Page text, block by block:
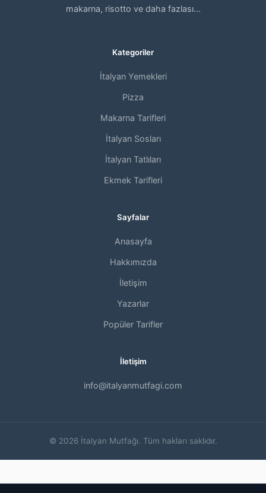
makarna, risotto ve daha fazlası...
Kategoriler
İtalyan Yemekleri
Pizza
Makarna Tarifleri
İtalyan Sosları
İtalyan Tatlıları
Ekmek Tarifleri
Sayfalar
Anasayfa
Hakkımızda
İletişim
Yazarlar
Popüler Tarifler
İletişim
info@italyanmutfagi.com
© 2026 İtalyan Mutfağı. Tüm hakları saklıdır.